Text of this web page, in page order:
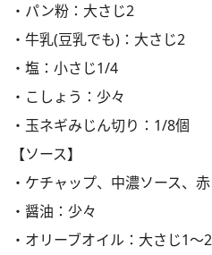
・パン粉：大さじ2
・牛乳(豆乳でも)：大さじ2
・塩：小さじ1/4
・こしょう：少々
・玉ネギみじん切り：1/8個
【ソース】
・ケチャップ、中濃ソース、
・醤油：少々
・オリーブオイル：大さじ1～2